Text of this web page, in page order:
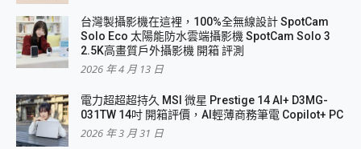
台灣製攝影機在這裡，100%全無線設計 SpotCam
Solo Eco 太陽能防水雲端攝影機 SpotCam Solo 3
2.5K高畫質戶外攝影機 開箱 評測
2026 年 4 月 13 日
電力超超超持久 MSI 微星 Prestige 14 AI+ D3MG-
031TW 14吋 開箱評價，AI輕薄商務筆電 Copilot+ PC
2026 年 3 月 31 日